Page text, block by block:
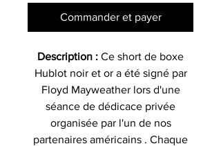
Commander et payer
Description : Ce short de boxe
Hublot noir et or a été signé par
Floyd Mayweather lors d'une
séance de dédicace privée
organisée par l'un de nos
partenaires américains . Chaque